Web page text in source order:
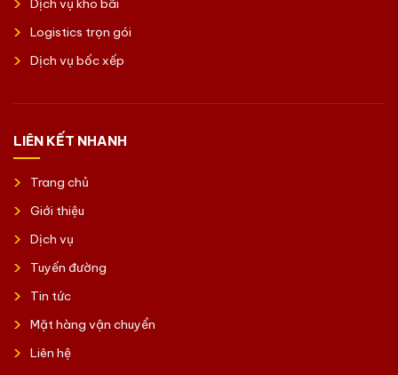
Dịch vụ kho bãi
Logistics trọn gói
Dịch vụ bốc xếp
LIÊN KẾT NHANH
Trang chủ
Giới thiệu
Dịch vụ
Tuyến đường
Tin tức
Mặt hàng vận chuyển
Liên hệ